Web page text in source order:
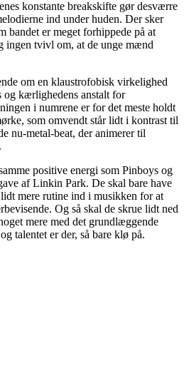
konstante breakskifte gør desværre
ind under huden. Der sker
bandet er meget forhippede på at
ingen tvivl om, at de unge mænd
om en klaustrofobisk virkelighed
og kærlighedens anstalt for
i numrene er for det meste holdt
som omvendt står lidt i kontrast til
nu-metal-beat, der animerer til
positive energi som Pinboys og
af Linkin Park. De skal bare have
mere rutine ind i musikken for at
Og så skal de skrue lidt ned
mere med det grundlæggende
talentet er der, så bare klø på.